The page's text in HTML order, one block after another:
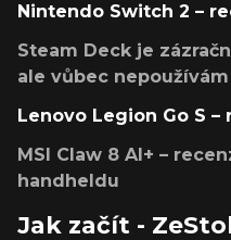
Nintendo Switch 2 –
Steam Deck je
ale vůbec nepoužívám
Lenovo Legion Go S
MSI Claw 8 AI+ –
handheldu
Jak začít -